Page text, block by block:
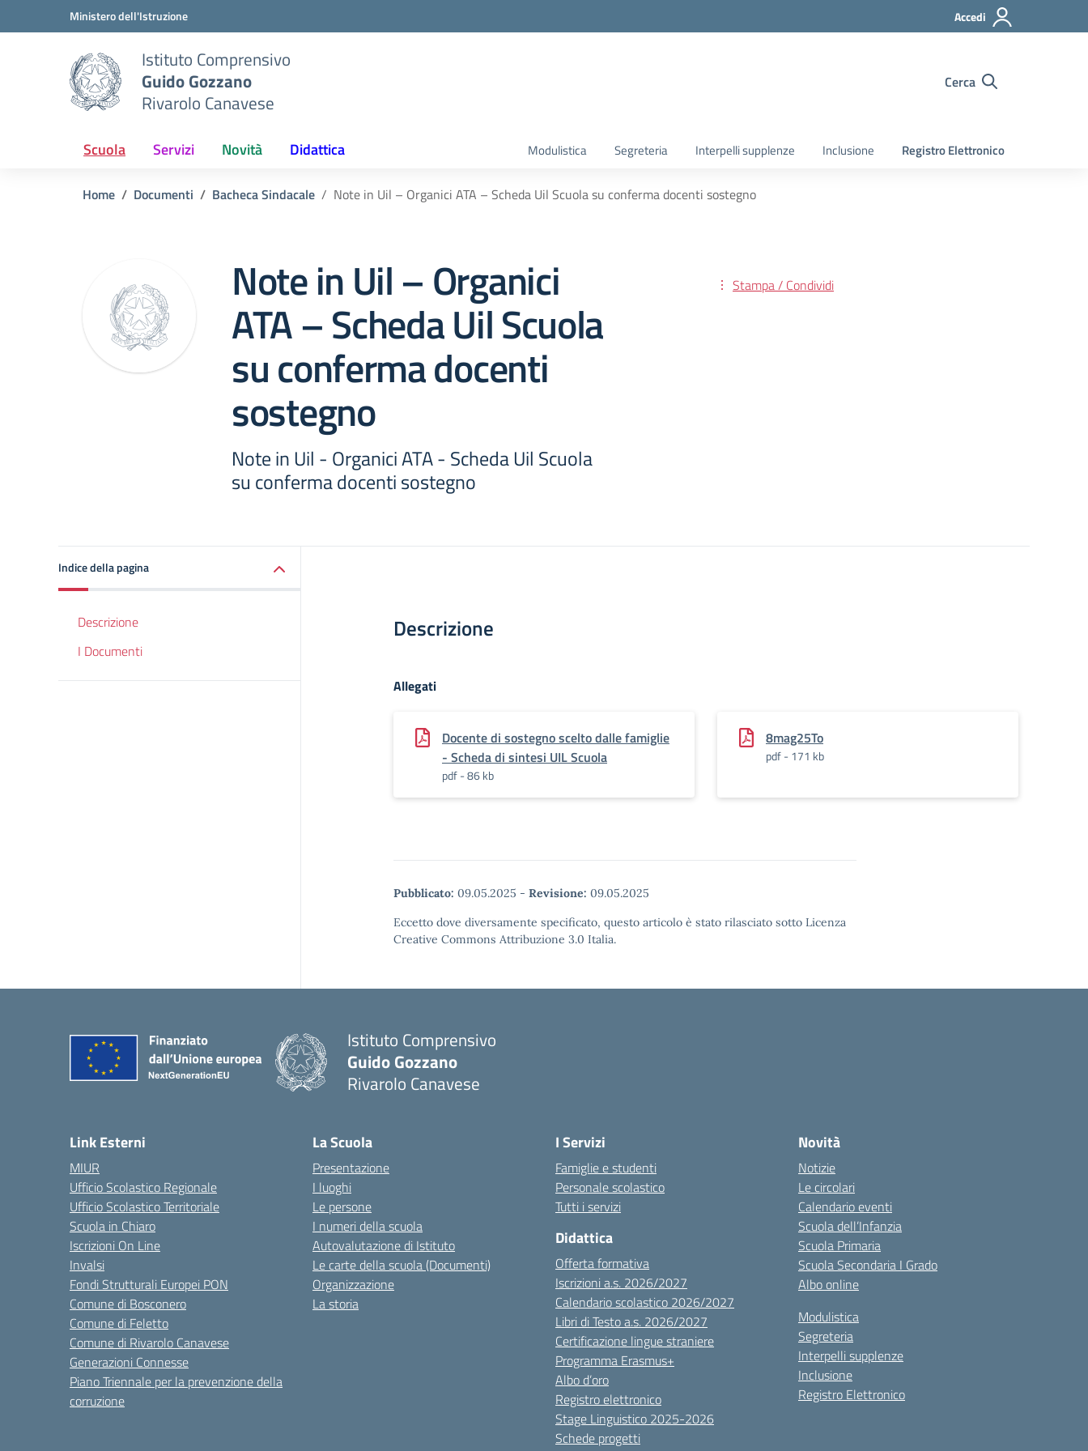
Vai ai contenuti
Vai al menu di navigazione
Ministero dell'Istruzione Accedi
Istituto Comprensivo
Guido Gozzano
Rivarolo Canavese
Cerca
Scuola Servizi Novità Didattica Modulistica Segreteria Interpelli supplenze Inclusione Registro Elettronico
Home Documenti Bacheca Sindacale Note in Uil – Organici ATA – Scheda Uil Scuola su conferma docenti sostegno
Note in Uil – Organici
ATA – Scheda Uil Scuola
su conferma docenti
sostegno
Note in Uil - Organici ATA - Scheda Uil Scuola
su conferma docenti sostegno
Stampa / Condividi
Indice della pagina
Descrizione
I Documenti
Descrizione
Allegati
Docente di sostegno scelto dalle famiglie
- Scheda di sintesi UIL Scuola
pdf - 86 kb
8mag25To
pdf - 171 kb
Pubblicato: 09.05.2025 - Revisione: 09.05.2025
Eccetto dove diversamente specificato, questo articolo è stato rilasciato sotto Licenza
Creative Commons Attribuzione 3.0 Italia.
Istituto Comprensivo
Guido Gozzano
Rivarolo Canavese
Link Esterni
MIUR
Ufficio Scolastico Regionale
Ufficio Scolastico Territoriale
Scuola in Chiaro
Iscrizioni On Line
Invalsi
Fondi Strutturali Europei PON
Comune di Bosconero
Comune di Feletto
Comune di Rivarolo Canavese
Generazioni Connesse
Piano Triennale per la prevenzione della
corruzione
La Scuola
Presentazione
I luoghi
Le persone
I numeri della scuola
Autovalutazione di Istituto
Le carte della scuola (Documenti)
Organizzazione
La storia
I Servizi
Famiglie e studenti
Personale scolastico
Tutti i servizi
Didattica
Offerta formativa
Iscrizioni a.s. 2026/2027
Calendario scolastico 2026/2027
Libri di Testo a.s. 2026/2027
Certificazione lingue straniere
Programma Erasmus+
Albo d’oro
Registro elettronico
Stage Linguistico 2025-2026
Schede progetti
Novità
Notizie
Le circolari
Calendario eventi
Scuola dell’Infanzia
Scuola Primaria
Scuola Secondaria I Grado
Albo online
Modulistica
Segreteria
Interpelli supplenze
Inclusione
Registro Elettronico